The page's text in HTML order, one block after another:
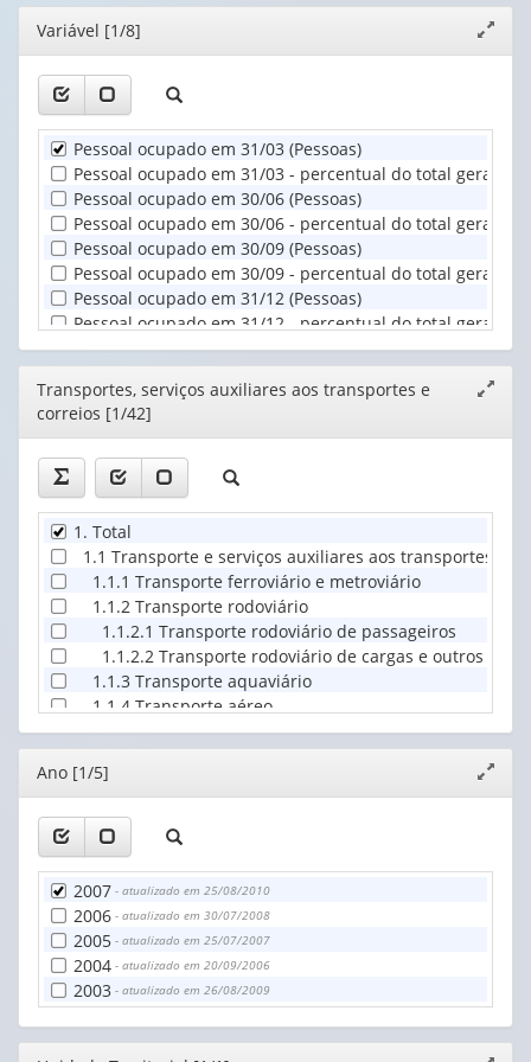
aos
...
(1)
(possui
apenas
valor):
Unidade
Territorial
(1)
Editor
janela
Variável [1/8]
Pessoal ocupado em 31/03 (Pessoas)
Pessoal ocupado em 31/03 - percentual do total geral (%)
Pessoal ocupado em 30/06 (Pessoas)
Pessoal ocupado em 30/06 - percentual do total geral (%)
Pessoal ocupado em 30/09 (Pessoas)
Pessoal ocupado em 30/09 - percentual do total geral (%)
Pessoal ocupado em 31/12 (Pessoas)
Pessoal ocupado em 31/12 - percentual do total geral (%)
Editor
Transportes, serviços auxiliares aos transportes e
correios [1/42]
2.1.2.1.2 Transporte rodoviário de passageiros -
2.1.2.1.3 Transporte rodoviário de passageiros -
1. Total
1.1 Transporte e serviços auxiliares aos transportes
1.1.1 Transporte ferroviário e metroviário
1.1.2 Transporte rodoviário
1.1.2.1 Transporte rodoviário de passageiros
1.1.2.2 Transporte rodoviário de cargas e outros
1.1.3 Transporte aquaviário
1.1.4 Transporte aéreo
1.1.5 Agências organizadoras de viagens
1.1.6 Atividades anexas e auxiliares aos transportes
1.2 Correios e outras atividades de entrega
2. Empresas com 20 ou mais pessoas ocupadas
2.1 Transporte e serviços auxiliares aos transportes
2.1.1 Transporte ferroviário e metroviário
2.1.1.1 Transporte ferroviário interurbano
2.1.1.2 Transporte ferroviário urbano e passageiros
2.1.1.3 Transporte metroviário
2.1.2 Transporte rodoviário
2.1.2.1 Transporte rodoviário de passageiros
2.1.2.1.1 Transporte rodoviário de passageiros -
Editor
janela
Ano [1/5]
2007 - atualizado em 25/08/2010
2006 - atualizado em 30/07/2008
2005 - atualizado em 25/07/2007
2004 - atualizado em 20/09/2006
2003 - atualizado em 26/08/2009